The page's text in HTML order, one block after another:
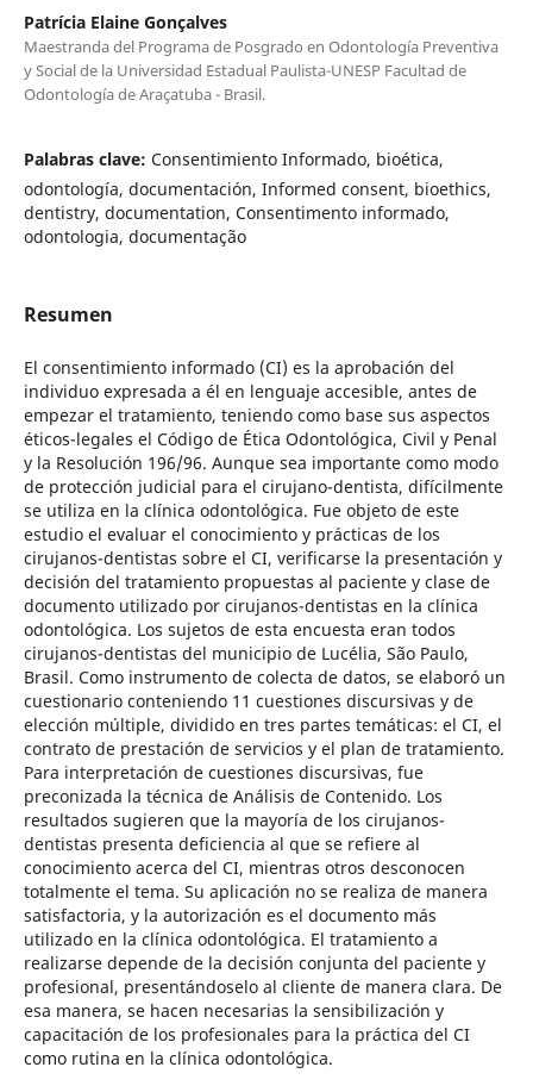
Patrícia Elaine Gonçalves
Maestranda del Programa de Posgrado en Odontología Preventiva
y Social de la Universidad Estadual Paulista-UNESP Facultad de
Odontología de Araçatuba - Brasil.
Palabras clave: Consentimiento Informado, bioética,
odontología, documentación, Informed consent, bioethics,
dentistry, documentation, Consentimento informado,
odontologia, documentação
Resumen
El consentimiento informado (CI) es la aprobación del
individuo expresada a él en lenguaje accesible, antes de
empezar el tratamiento, teniendo como base sus aspectos
éticos-legales el Código de Ética Odontológica, Civil y Penal
y la Resolución 196/96. Aunque sea importante como modo
de protección judicial para el cirujano-dentista, difícilmente
se utiliza en la clínica odontológica. Fue objeto de este
estudio el evaluar el conocimiento y prácticas de los
cirujanos-dentistas sobre el CI, verificarse la presentación y
decisión del tratamiento propuestas al paciente y clase de
documento utilizado por cirujanos-dentistas en la clínica
odontológica. Los sujetos de esta encuesta eran todos
cirujanos-dentistas del municipio de Lucélia, São Paulo,
Brasil. Como instrumento de colecta de datos, se elaboró un
cuestionario conteniendo 11 cuestiones discursivas y de
elección múltiple, dividido en tres partes temáticas: el CI, el
contrato de prestación de servicios y el plan de tratamiento.
Para interpretación de cuestiones discursivas, fue
preconizada la técnica de Análisis de Contenido. Los
resultados sugieren que la mayoría de los cirujanos-
dentistas presenta deficiencia al que se refiere al
conocimiento acerca del CI, mientras otros desconocen
totalmente el tema. Su aplicación no se realiza de manera
satisfactoria, y la autorización es el documento más
utilizado en la clínica odontológica. El tratamiento a
realizarse depende de la decisión conjunta del paciente y
profesional, presentándoselo al cliente de manera clara. De
esa manera, se hacen necesarias la sensibilización y
capacitación de los profesionales para la práctica del CI
como rutina en la clínica odontológica.